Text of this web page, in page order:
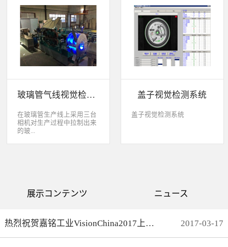
打印或热移印的数字、字
母、符号，检测喷码或打印
缺失、错喷、漏喷等缺陷。
采检测速度可达每秒20件产
品以上。该系统可广泛应用
于各种产品生产日期、批
号、产品代码打印品质检测
以及字符数字读取验证等。
玻璃管气线视觉检测系统
在玻璃管生产线上采用三台
相机对生产过程中拉制出来
的玻...
产速度最快是每分钟150
米。
盖子视觉检测系统
盖子视觉检测系统
展示コンテンツ ニュース
热烈祝贺嘉铭工业VisionChina2017上海光博会完满结束 2017-03-17